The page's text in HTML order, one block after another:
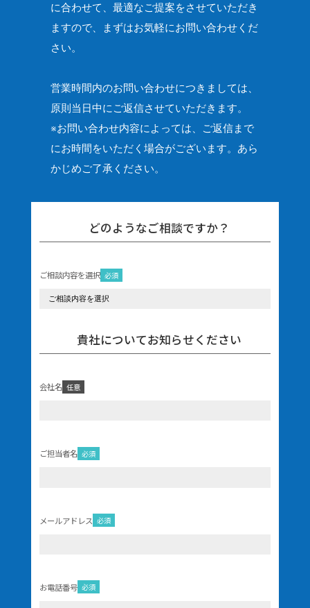
に合わせて、最適なご提案をさせていただき
ますので、
まずはお気軽にお問い合わせくだ
さい。
営業時間内のお問い合わせにつきましては、
原則当日中にご返信させていただきます。
※お問い合わせ内容によっては、ご返信まで
にお時間をいただく場合がございます。 あら
かじめご了承ください。
どのようなご相談ですか？
必須
ご相談内容を選択
貴社についてお知らせください
任意
会社名
必須
ご担当者名
必須
メールアドレス
必須
お電話番号